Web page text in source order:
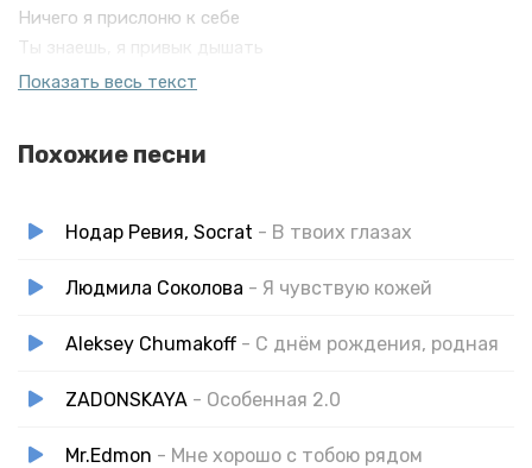
Ничего я прислоню к себе
Ты знаешь, я привык дышать
Одной тобою на земле
Походу влеплю по-любому только рядом
Убивает нашу любовь
В голове завис вопрос может ты не ждешь не знаю
Я не хочу поцелуев на прощанье
Я чувствую в душе покойное расстояние
Показать весь текст
Похожие песни
Нодар Ревия, Socrat - В твоих глазах
Людмила Соколова - Я чувствую кожей
Aleksey Chumakoff - С днём рождения, родная
ZADONSKAYA - Особенная 2.0
Mr.Edmon - Мне хорошо с тобою рядом